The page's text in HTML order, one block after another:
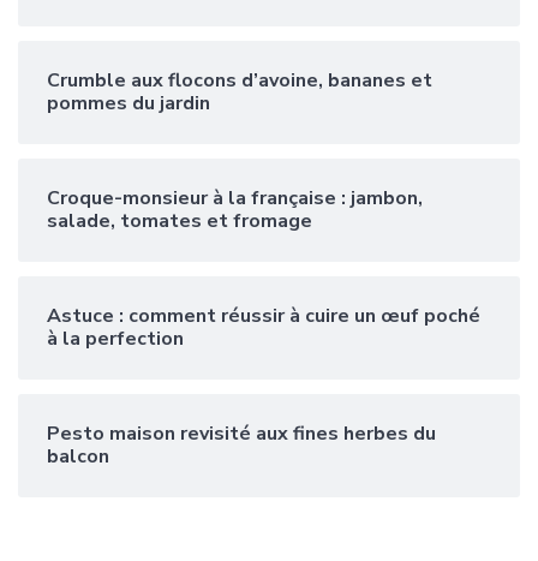
Crumble aux flocons d’avoine, bananes et
pommes du jardin
Croque-monsieur à la française : jambon,
salade, tomates et fromage
Astuce : comment réussir à cuire un œuf poché
à la perfection
Pesto maison revisité aux fines herbes du
balcon